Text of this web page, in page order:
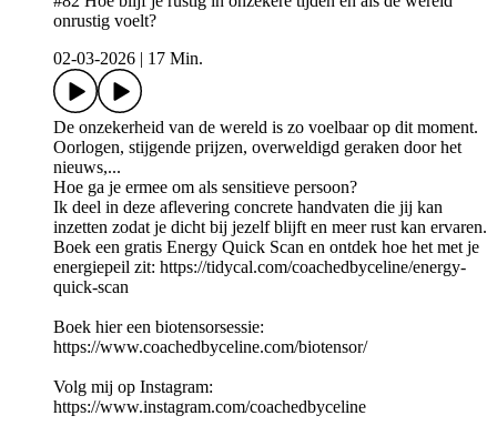
onrustig voelt?
02-03-2026
17 Min.
De onzekerheid van de wereld is zo voelbaar op dit moment.
Oorlogen, stijgende prijzen, overweldigd geraken door het
nieuws,...
Hoe ga je ermee om als sensitieve persoon?
Ik deel in deze aflevering concrete handvaten die jij kan
inzetten zodat je dicht bij jezelf blijft en meer rust kan ervaren.
Boek een gratis Energy Quick Scan en ontdek hoe het met je
energiepeil zit: https://tidycal.com/coachedbyceline/energy-
quick-scan
Boek hier een biotensorsessie:
⁠⁠https://www.coachedbyceline.com/biotensor/⁠
Volg mij op Instagram:
⁠⁠https://www.instagram.com/coachedbyceline